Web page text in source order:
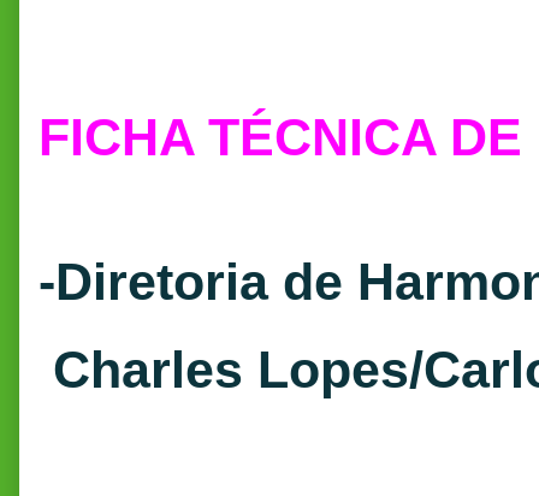
FICHA TÉCNICA
-Diretoria de
Charles Lopes/